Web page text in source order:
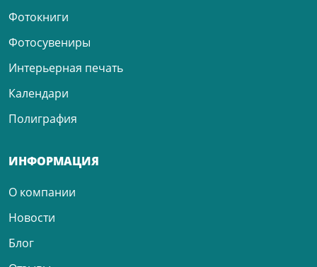
Фотокниги
Фотосувениры
Интерьерная печать
Календари
Полиграфия
ИНФОРМАЦИЯ
О компании
Новости
Блог